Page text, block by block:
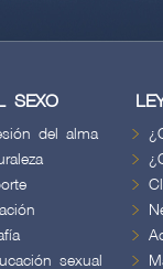
SEXO
del alma
sexual